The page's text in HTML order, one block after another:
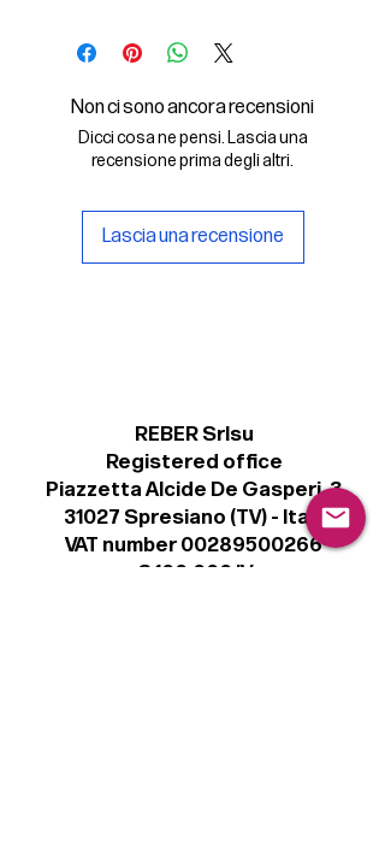
- le immagini descritte in formato
- la licenza d'uso delle grafiche
Il File SVG è compatibile con Adobe,
Cricut Design, Cricut
Procreate e Affinity
Non ci sono ancora recensioni
Dicci cosa ne pensi. Lascia una
recensione prima degli altri.
Lascia una recensione
REBER Srlsu
Registered office
Piazzetta Alcide De Gasperi, 3
31027 Spresiano (TV) - Italy
VAT number 00289500266
€ 100.000 IV